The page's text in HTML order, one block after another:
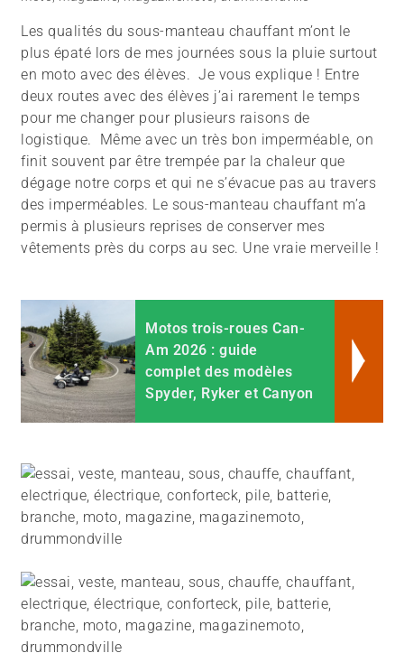
Les qualités du sous-manteau chauffant m’ont le
plus épaté lors de mes journées sous la pluie surtout
en moto avec des élèves. Je vous explique ! Entre
deux routes avec des élèves j’ai rarement le temps
pour me changer pour plusieurs raisons de
logistique. Même avec un très bon imperméable, on
finit souvent par être trempée par la chaleur que
dégage notre corps et qui ne s’évacue pas au travers
des imperméables. Le sous-manteau chauffant m’a
permis à plusieurs reprises de conserver mes
vêtements près du corps au sec. Une vraie merveille !
Motos trois-roues Can-
Am 2026 : guide
complet des modèles
Spyder, Ryker et Canyon